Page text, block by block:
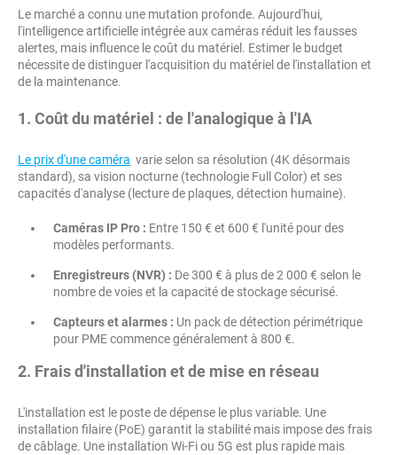
Le marché a connu une mutation profonde. Aujourd'hui,
l'intelligence artificielle intégrée aux caméras réduit les fausses
alertes, mais influence le coût du matériel. Estimer le budget
nécessite de distinguer l'acquisition du matériel de l'installation et
de la maintenance.
1. Coût du matériel : de l'analogique à l'IA
Le prix d'une caméra varie selon sa résolution (4K désormais
standard), sa vision nocturne (technologie Full Color) et ses
capacités d'analyse (lecture de plaques, détection humaine).
Caméras IP Pro : Entre 150 € et 600 € l'unité pour des
modèles performants.
Enregistreurs (NVR) : De 300 € à plus de 2 000 € selon le
nombre de voies et la capacité de stockage sécurisé.
Capteurs et alarmes : Un pack de détection périmétrique
pour PME commence généralement à 800 €.
2. Frais d'installation et de mise en réseau
L'installation est le poste de dépense le plus variable. Une
installation filaire (PoE) garantit la stabilité mais impose des frais
de câblage. Une installation Wi-Fi ou 5G est plus rapide mais